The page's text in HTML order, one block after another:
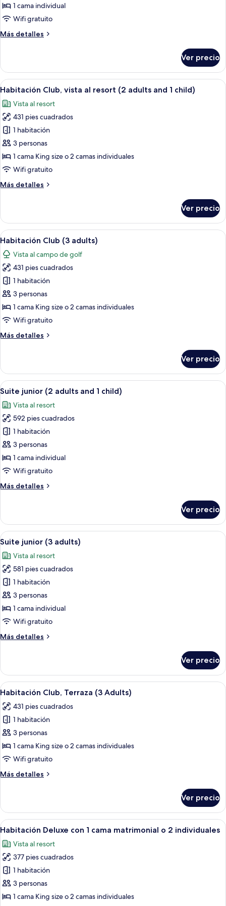
junior
(Single
1 cama individual
Wifi gratuito
Más detalles
Más
junior
(Single
use)
Ver precio
Abrir
todas
las
fotos
de
Habitación
Club,
vista
resort
and
1
child)
Una habitación de hotel moderna
5
Habitación Club, vista al resort (2 adults and 1 child)
Vista al resort
431 pies cuadrados
1 habitación
3 personas
1 cama King size o 2 camas individuales
Wifi gratuito
Más detalles
Más
Club,
vista
al
(2
adults
and
child)
Ver precio
Abrir
todas
las
fotos
de
Habitación
Club
(3
adults)
Una habitación de hotel moderna
5
Habitación Club (3 adults)
Vista al campo de golf
431 pies cuadrados
1 habitación
3 personas
1 cama King size o 2 camas individuales
Wifi gratuito
Más detalles
Más
Club
(3
adults)
Ver precio
Abrir
todas
las
fotos
de
Suite
junior
(2
and
Un dormitorio moderno con una
5
Suite junior (2 adults and 1 child)
Vista al resort
592 pies cuadrados
1 habitación
3 personas
1 cama individual
Wifi gratuito
Más detalles
Más
junior
(2
adults
child)
Ver precio
Abrir
todas
las
fotos
de
Suite
junior
(3
adults)
Un dormitorio moderno con una
5
Suite junior (3 adults)
Vista al resort
581 pies cuadrados
1 habitación
3 personas
1 cama individual
Wifi gratuito
Más detalles
Más
junior
(3
adults)
Ver precio
Abrir
todas
las
fotos
de
Habitación
Club,
(3
Una habitación de hotel moderna
5
Habitación Club, Terraza (3 Adults)
431 pies cuadrados
1 habitación
3 personas
1 cama King size o 2 camas individuales
Wifi gratuito
Más detalles
Más
Club,
Terraza
(3
Ver precio
Abrir
todas
las
fotos
de
Habitación
Deluxe
Una habitación de hotel moderna
5
Habitación Deluxe con 1 cama matrimonial o 2 individuales
Vista al resort
377 pies cuadrados
1 habitación
3 personas
1 cama King size o 2 camas individuales